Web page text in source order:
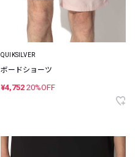
QUIKSILVER
ボードショーツ
¥4,752 20%OFF